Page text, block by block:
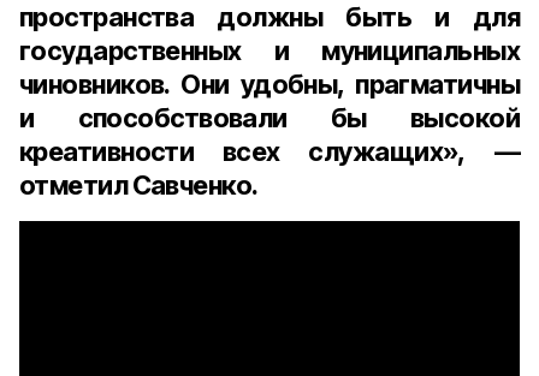
пространства должны быть и для
государственных и муниципальных
чиновников. Они удобны, прагматичны
и способствовали бы высокой
креативности всех служащих», —
отметил Савченко.